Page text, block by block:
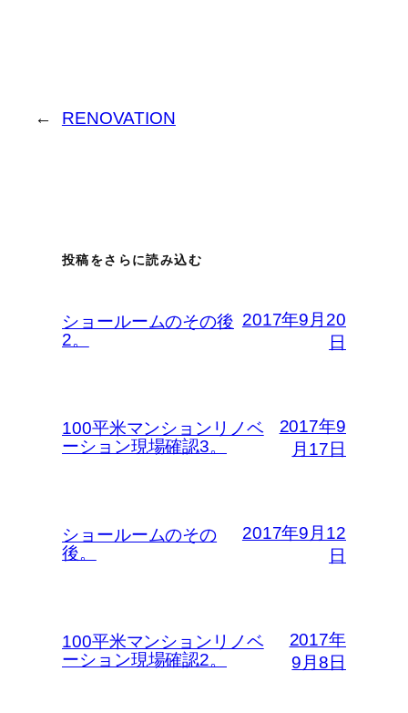
← RENOVATION
投稿をさらに読み込む
ショールームのその後
2。
2017年9月20
日
100平米マンションリノベ
ーション現場確認3。
2017年9
月17日
ショールームのその
後。
2017年9月12
日
100平米マンションリノベ
ーション現場確認2。
2017年
9月8日